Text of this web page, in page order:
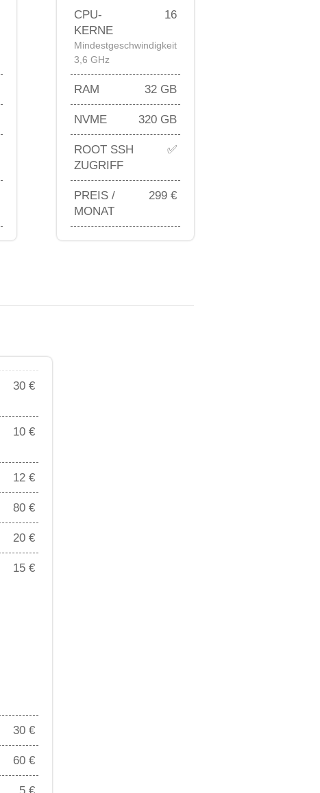
CPU-
KERNE
16
Mindestgeschwindigkeit
3,6 GHz
RAM 32 GB
NVME 320 GB
ROOT SSH
ZUGRIFF
✅
PREIS /
MONAT
299 €
30 €
10 €
12 €
80 €
20 €
15 €
30 €
60 €